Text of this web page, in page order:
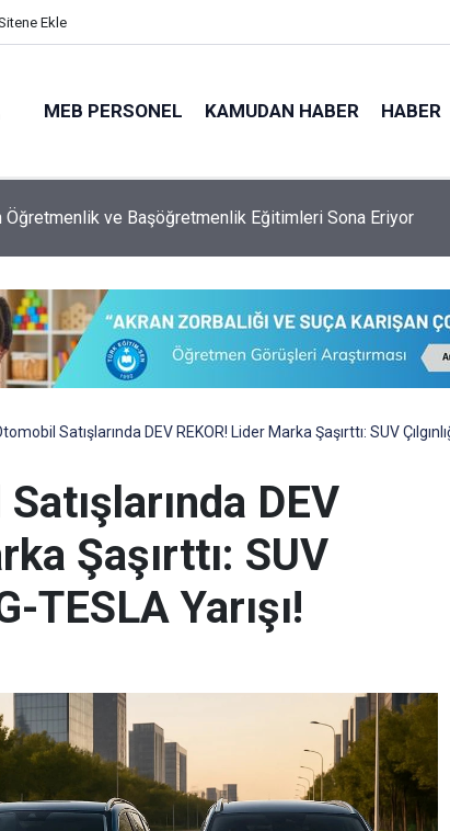
Ekle
MEB PERSONEL KAMUDAN HABER HABER
Denize Giriş Yasağı
Satışlarında DEV REKOR! Lider Marka Şaşırttı: SUV
DEV
Şaşırttı: SUV
TESLA Yarışı!